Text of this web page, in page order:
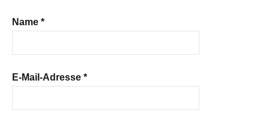
Name *
E-Mail-Adresse *